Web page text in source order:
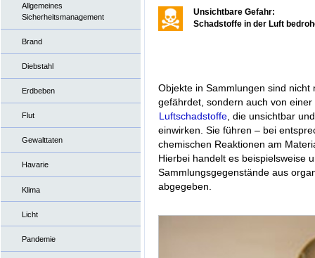
Allgemeines
Sicherheitsmanagement
Brand
Diebstahl
Erdbeben
Flut
Gewalttaten
Havarie
Klima
Licht
Pandemie
Unsichtbare Gefahr:
Schadstoffe in der Luft
Objekte in Sammlungen sind
gefährdet, sondern auch von
Luftschadstoffe, die unsichtbar
einwirken. Sie führen – bei
chemischen Reaktionen am
Hierbei handelt es beispielsweise
Sammlungsgegenstände aus
abgegeben.